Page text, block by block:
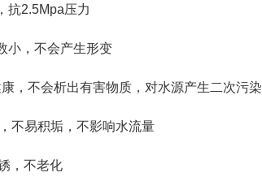
2.5Mpa压力
，不会产生形变
不会析出有害物质，对水源产生二次污染
易积垢，不影响水流量
，不老化